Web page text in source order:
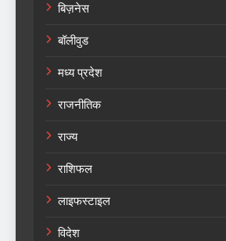
बिज़नेस
बॉलीवुड
मध्य प्रदेश
राजनीतिक
राज्य
राशिफल
लाइफस्टाइल
विदेश